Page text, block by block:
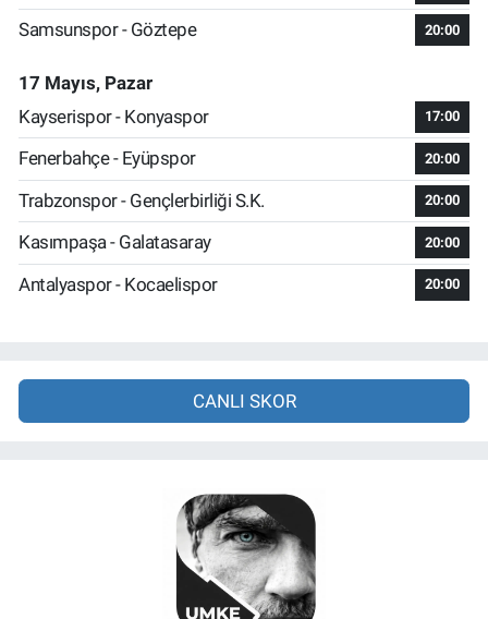
Samsunspor - Göztepe 20:00
17 Mayıs, Pazar
Kayserispor - Konyaspor
17:00
Fenerbahçe - Eyüpspor 20:00
Trabzonspor - Gençlerbirliği S.K. 20:00
Kasımpaşa - Galatasaray 20:00
Antalyaspor - Kocaelispor 20:00
CANLI SKOR